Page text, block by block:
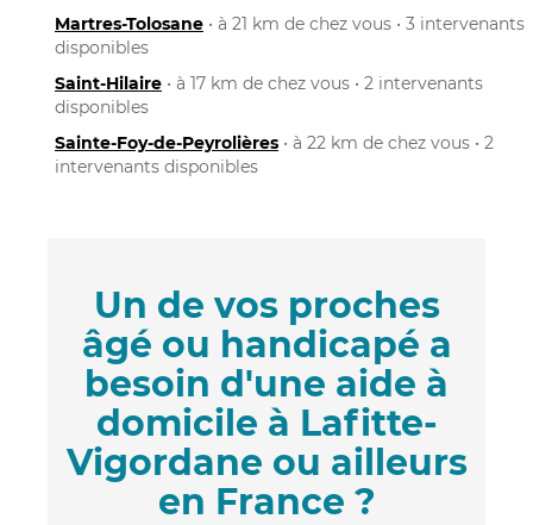
Martres-Tolosane • à 21 km de chez vous • 3 intervenants
disponibles
Saint-Hilaire • à 17 km de chez vous • 2 intervenants
disponibles
Sainte-Foy-de-Peyrolières • à 22 km de chez vous • 2
intervenants disponibles
Un de vos proches
âgé ou handicapé a
besoin d'une aide à
domicile à Lafitte-
Vigordane ou ailleurs
en France ?